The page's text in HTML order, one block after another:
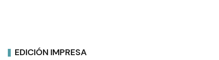
EDICIÓN IMPRESA